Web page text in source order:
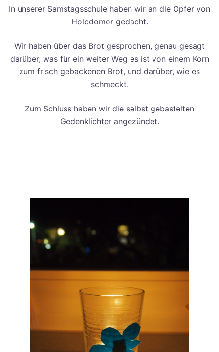
In unserer Samstagsschule haben wir an die Opfer von
Holodomor gedacht.
Wir haben über das Brot gesprochen, genau gesagt
darüber, was für ein weiter Weg es ist von einem Korn
zum frisch gebackenen Brot, und darüber, wie es
schmeckt.
Zum Schluss haben wir die selbst gebastelten
Gedenklichter angezündet.